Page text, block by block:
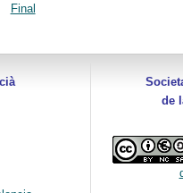
Final
de